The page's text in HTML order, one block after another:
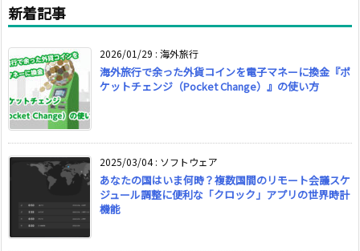
新着記事
2026/01/29 : 海外旅行
海外旅行で余った外貨コインを電子マネーに換金『ポ
ケットチェンジ（Pocket Change）』の使い方
2025/03/04: ソフトウェア
あなたの国はいま何時？複数国間のリモート会議スケ
ジュール調整に便利な「クロック」アプリの世界時計
機能